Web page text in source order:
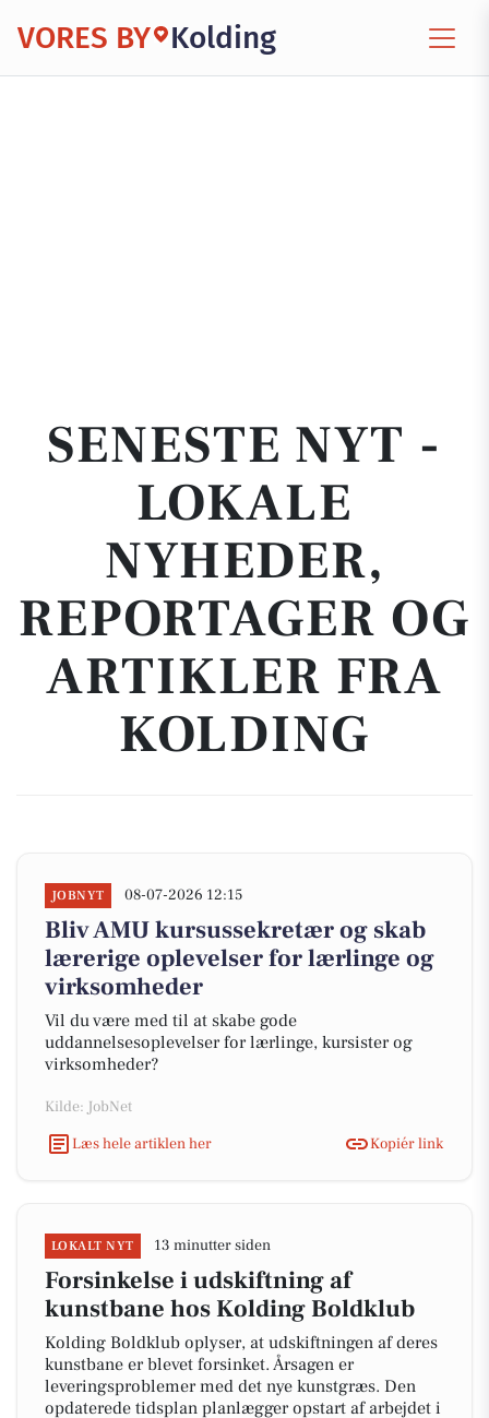
VORES BY Kolding
SENESTE NYT -
LOKALE
NYHEDER,
REPORTAGER OG
ARTIKLER FRA
KOLDING
JOBNYT 08-07-2026 12:15
Bliv AMU kursussekretær og skab
lærerige oplevelser for lærlinge og
virksomheder
Vil du være med til at skabe gode
uddannelsesoplevelser for lærlinge, kursister og
virksomheder?
Kilde: JobNet
Læs hele artiklen her
Kopiér link
LOKALT NYT 13 minutter siden
Forsinkelse i udskiftning af
kunstbane hos Kolding Boldklub
Kolding Boldklub oplyser, at udskiftningen af deres
kunstbane er blevet forsinket. Årsagen er
leveringsproblemer med det nye kunstgræs. Den
opdaterede tidsplan planlægger opstart af arbejdet i